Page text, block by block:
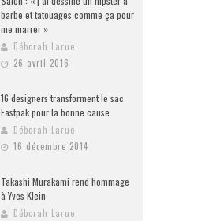
barbe et tatouages comme ça pour
me marrer »
Déborah Larue
26 avril 2016
16 designers transforment le sac
Eastpak pour la bonne cause
Déborah Larue
16 décembre 2014
Takashi Murakami rend hommage
à Yves Klein
Déborah Larue